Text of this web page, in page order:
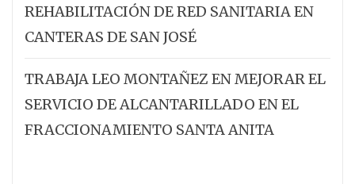
REHABILITACIÓN DE RED SANITARIA EN
CANTERAS DE SAN JOSÉ
TRABAJA LEO MONTAÑEZ EN MEJORAR EL
SERVICIO DE ALCANTARILLADO EN EL
FRACCIONAMIENTO SANTA ANITA